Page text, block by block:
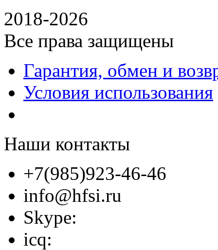
2018-2026
Все права защищены
Гарантия, обмен и
Условия использования
Наши контакты
+7(985)923-46-46
info@hfsi.ru
Skype:
icq: